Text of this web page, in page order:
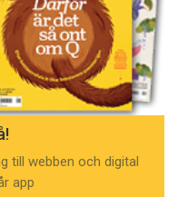
till webben och digital
app